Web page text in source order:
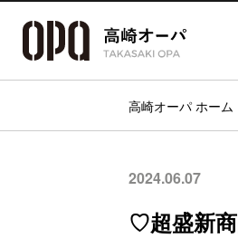
高崎オーパ ホーム
2024.06.07
♡超盛新